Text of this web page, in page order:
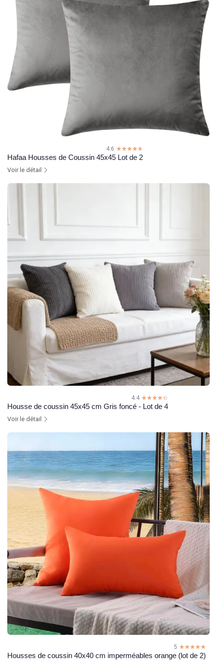
4.6 ☆☆☆☆☆
★★★★★
Hafaa Housses de Coussin 45x45 Lot de 2
Voir le détail
4.4 ☆☆☆☆☆
★★★★★
Housse de coussin 45x45 cm Gris foncé - Lot de 4
Voir le détail
5 ☆☆☆☆☆
★★★★★
Housses de coussin 40x40 cm imperméables orange (lot de 2)